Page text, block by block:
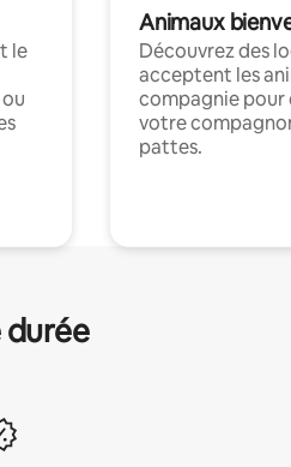
le
Animaux
Découvrez des
acceptent les
compagnie pour
votre
pattes.
durée